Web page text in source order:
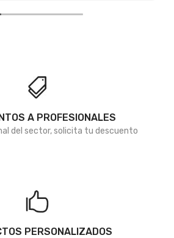
A PROFESIONALES
del sector, solicita tu descuento
PERSONALIZADOS